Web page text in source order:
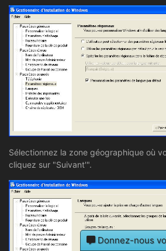
Sélectionnez la zone géographique où
cliquez sur "Suivant'".
Donnez-nous